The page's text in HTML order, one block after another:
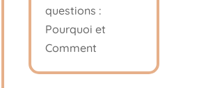
questions :
Pourquoi et
Comment